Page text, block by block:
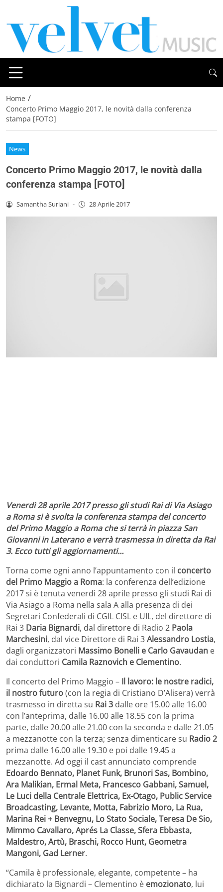
Home /
Concerto Primo Maggio 2017, le novità dalla conferenza
stampa [FOTO]
News
Concerto Primo Maggio 2017, le novità dalla
conferenza stampa [FOTO]
Samantha Suriani - 28 Aprile 2017
Venerdì 28 aprile 2017 presso gli studi Rai di Via Asiago
a Roma si è svolta la conferenza stampa del concerto
del Primo Maggio a Roma che si terrà in piazza San
Giovanni in Laterano e verrà trasmessa in diretta da Rai
3. Ecco tutti gli aggiornamenti…
Torna come ogni anno l’appuntamento con il concerto
del Primo Maggio a Roma: la conferenza dell’edizione
2017 si è tenuta venerdì 28 aprile presso gli studi Rai di
Via Asiago a Roma nella sala A alla presenza di dei
Segretari Confederali di CGIL CISL e UIL, del direttore di
Rai 3 Daria Bignardi, dal direttore di Radio 2 Paola
Marchesini, dal vice Direttore di Rai 3Alessandro Lostia,
dagli organizzatori Massimo Bonelli e Carlo Gavaudan e
dai conduttori Camila Raznovich e Clementino.
Il concerto del Primo Maggio – Il lavoro: le nostre radici,
il nostro futuro(con la regia di Cristiano D’Alisera) verrà
trasmesso in diretta su Rai 3 dalle ore 15.00 alle 16.00
con l’anteprima, dalle 16.00 alle 18.55 con la prima
parte, dalle 20.00 alle 21.00 con la seconda e dalle 21.05
a mezzanotte con la terza; senza dimenticare su Radio 2
prima dalle 16.00 alle 19.30 e poi dalle 19.45 a
mezzanotte. Ad oggi il cast annunciato comprende
Edoardo Bennato, Planet Funk, Brunori Sas, Bombino,
Ara Malikian, Ermal Meta, Francesco Gabbani, Samuel,
Le Luci della Centrale Elettrica, Ex-Otago, Public Service
Broadcasting, Levante, Motta, Fabrizio Moro, La Rua,
Marina Rei + Benvegnu, Lo Stato Sociale, Teresa De Sio,
Mimmo Cavallaro, Aprés La Classe, Sfera Ebbasta,
Maldestro, Artù, Braschi, Rocco Hunt, Geometra
Mangoni, Gad Lerner.
“Camila è professionale, elegante, competente – ha
dichiarato la Bignardi – Clementino è emozionato, lui